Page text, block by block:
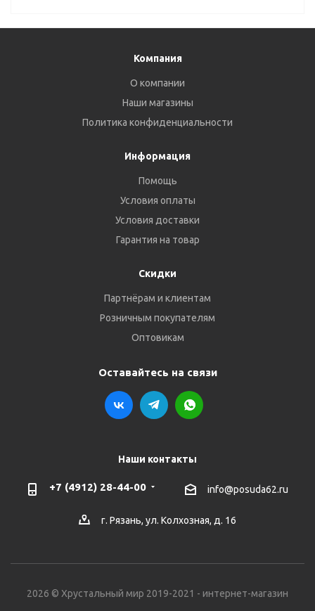
Компания
О компании
Наши магазины
Политика конфиденциальности
Информация
Помощь
Условия оплаты
Условия доставки
Гарантия на товар
Скидки
Партнёрам и клиентам
Розничным покупателям
Оптовикам
Оставайтесь на связи
Наши контакты
+7 (4912) 28-44-00 info@posuda62.ru
г. Рязань, ул. Колхозная, д. 16
2026 © Хрустальный мир 2019-2021 - интернет-магазин